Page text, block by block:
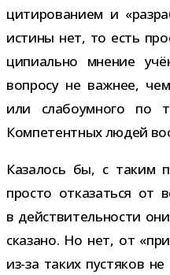
цити­ро­ва­нием и
истины нет, то есть
ци­пи­ально мне­ние
вопросу не важ­нее,
или сла­бо­ум­ного по
Компетентных людей
Казалось бы, с
про­сто отка­заться от
в дей­стви­тель­но­сти
ска­зано. Но нет, от
из-​за таких пустя­ков